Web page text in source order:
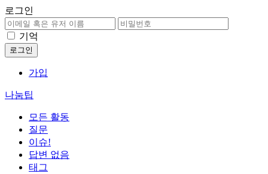
로그인
기억
가입
나눔팁
모든 활동
질문
이슈!
답변 없음
태그